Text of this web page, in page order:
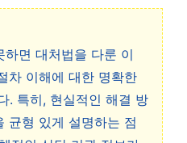
하면 대처법을 다룬 이
차 이해에 대한 명확한
. 특히, 현실적인 해결 방
균형 있게 설명하는 점